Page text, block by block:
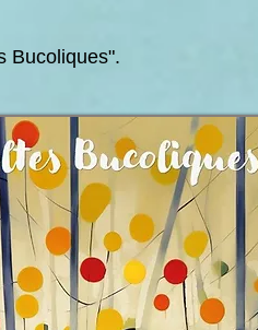
Bucoliques".